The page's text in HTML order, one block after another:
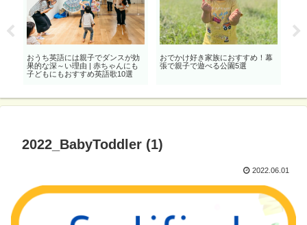
おうち英語には親子でダンスが効
果的な深～い理由 | 赤ちゃんにも
子どもにもおすすめ英語歌10選
おでかけ好き家族におすすめ！幕
張で親子で遊べる公園5選
2022_BabyToddler (1)
2022.06.01